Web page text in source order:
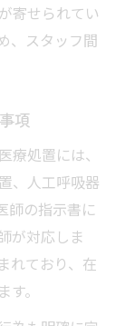
寄せられてい
、スタッフ間
項
処置には、
、人工呼吸器
師の指示書に
が対応しま
れており、在
。